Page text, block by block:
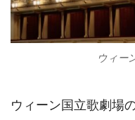
ウィー
ウィーン国立歌劇場